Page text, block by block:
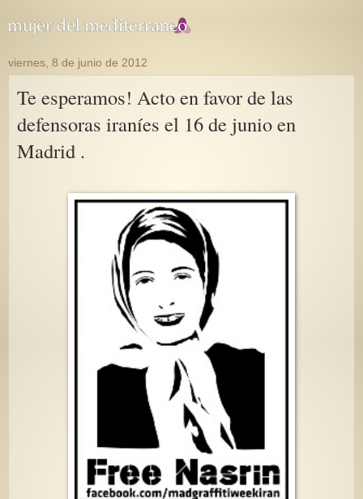
viernes, 8 de junio de 2012
Te esperamos! Acto en favor de las
defensoras iraníes el 16 de junio en
Madrid .